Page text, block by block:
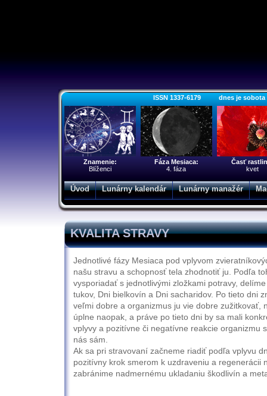
ISSN 1337-6179 dnes je sobota
Znamenie:
Blíženci
Fáza Mesiaca:
4. fáza
Časť
kvet
Úvod Lunárny kalendár Lunárny manažér
KVALITA STRAVY
Jednotlivé fázy Mesiaca pod vplyvom
našu stravu a schopnosť tela zhodnotiť ju. Podľa
vysporiadať s jednotlivými zložkami potravy,
tukov, Dni bielkovín a Dni sacharidov. Po tieto dni
veľmi dobre a organizmus ju vie dobre zužitkovať,
úplne naopak, a práve po tieto dni by sa mali
vplyvy a pozitívne či negatívne reakcie organizmu
nás sám.
Ak sa pri stravovaní začneme riadiť podľa vplyvu
pozitívny krok smerom k uzdraveniu a regenerácii
zabránime nadmernému ukladaniu škodlivín a